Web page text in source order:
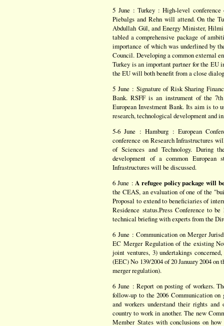
5 June : Turkey : High-level conference
Piebalgs and Rehn will attend. On the
Abdullah Gül, and Energy Minister,
tabled a comprehensive package of
importance of which was underlined by
Council. Developing a common external
Turkey is an important partner for the EU
the EU will both benefit from a close
5 June : Signature of Risk Sharing
Bank. RSFF is an instrument of the 7th
European Investment Bank. Its aim is to
research, technological development and
5-6 June : Hamburg : European
conference on Research Infrastructures
of Sciences and Technology. During
development of a common European
Infrastructures will be discussed.
6 June :A refugee policy package will
the CEAS, an evaluation of one of the
Proposal to extend to beneficiaries of
Residence status.Press Conference to
technical briefing with experts from the
6 June : Communication on Merger
EC Merger Regulation of the existing
joint ventures, 3) undertakings
(EEC) No 139/2004 of 20 January 2004
merger regulation).
6 June : Report on posting of workers.
follow-up to the 2006 Communication on
and workers understand their rights
country to work in another. The new
Member States with conclusions on